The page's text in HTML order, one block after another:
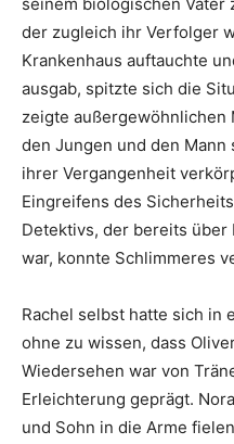
der zugleich ihr Verfolger
Krankenhaus auftauchte
ausgab, spitzte sich die
zeigte außergewöhnlichen
den Jungen und den
ihrer Vergangenheit
Eingreifens des
Detektivs, der bereits
war, konnte Schlimmeres
Rachel selbst hatte sich in
ohne zu wissen, dass
Wiedersehen war von
Erleichterung geprägt.
und Sohn in die Arme